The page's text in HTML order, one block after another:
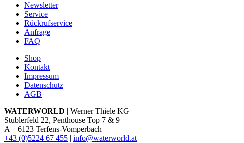
Newsletter
Service
Rückrufservice
Anfrage
FAQ
Shop
Kontakt
Impressum
Datenschutz
AGB
WATERWORLD | Werner Thiele KG
Stublerfeld 22, Penthouse Top 7 & 9
A – 6123 Terfens-Vomperbach
+43 (0)5224 67 455 | info@waterworld.at